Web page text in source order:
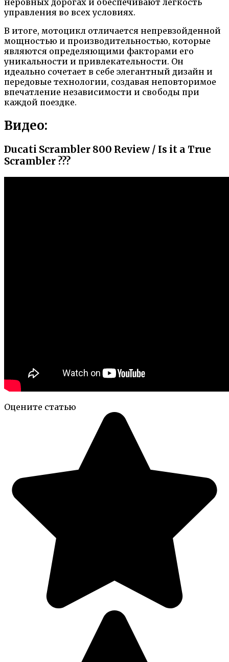
неровных дорогах и обеспечивают легкость
управления во всех условиях.
В итоге, мотоцикл отличается непревзойденной
мощностью и производительностью, которые
являются определяющими факторами его
уникальности и привлекательности. Он
идеально сочетает в себе элегантный дизайн и
передовые технологии, создавая неповторимое
впечатление независимости и свободы при
каждой поездке.
Видео:
Ducati Scrambler 800 Review / Is it a True
Scrambler ???
Оцените статью